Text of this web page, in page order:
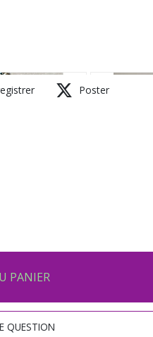
Poster
PANIER
QUESTION